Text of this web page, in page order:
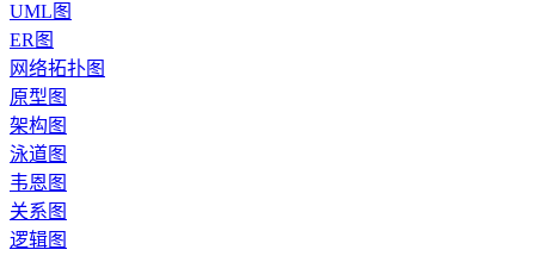
UML图
ER图
网络拓扑图
原型图
架构图
泳道图
韦恩图
关系图
逻辑图